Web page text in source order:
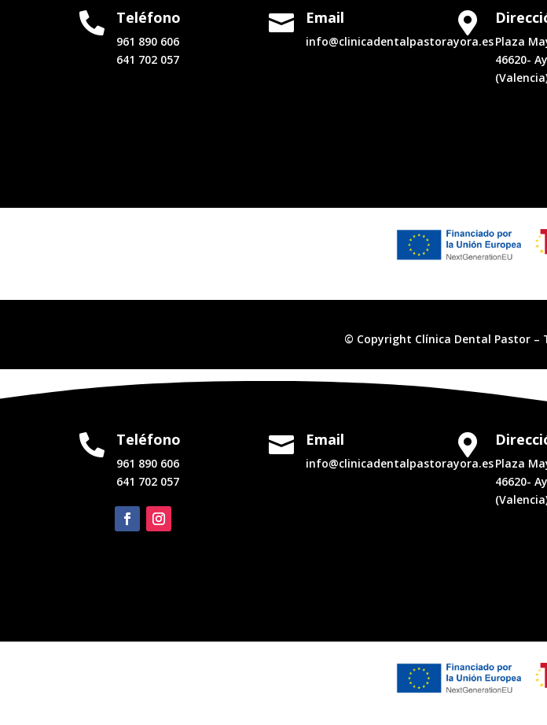
 Teléfono
961 890 606
641 702 057
 Email
info@clinicadentalpastorayora.es

Plaza
46620-
© Copyright Clínica Dental Pastor –
 Teléfono
961 890 606
641 702 057
 Email
info@clinicadentalpastorayora.es

Plaza
46620-